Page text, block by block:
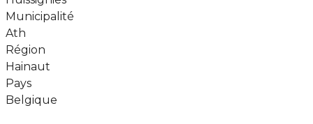
Municipalité
Ath
Région
Hainaut
Pays
Belgique